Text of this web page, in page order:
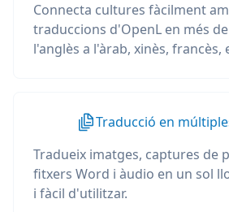
Connecta cultures fàcilment
traduccions d'OpenL en més
l'anglès a l'àrab, xinès, francès,
Traducció en
Tradueix imatges, captures de
fitxers Word i àudio en un sol
i fàcil d'utilitzar.